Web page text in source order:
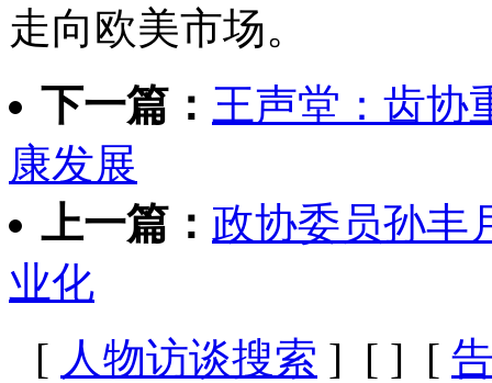
走向欧美市场。
下一篇： 王声堂：齿协
康发展
上一篇： 政协委员孙丰
业化
[ 人物访谈搜索 ] [ ] [